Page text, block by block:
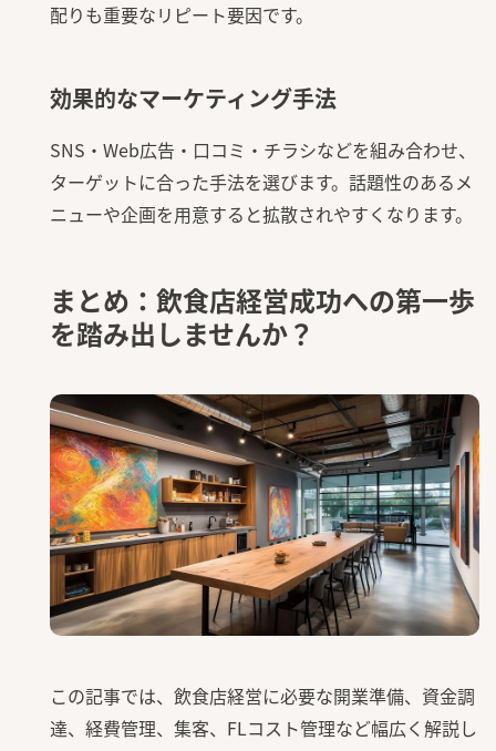
配りも重要なリピート要因です。
効果的なマーケティング手法
SNS・Web広告・口コミ・チラシなどを組み合わせ、
ターゲットに合った手法を選びます。話題性のあるメ
ニューや企画を用意すると拡散されやすくなります。
まとめ：飲食店経営成功への第一歩
を踏み出しませんか？
この記事では、飲食店経営に必要な開業準備、資金調
達、経費管理、集客、FLコスト管理など幅広く解説し